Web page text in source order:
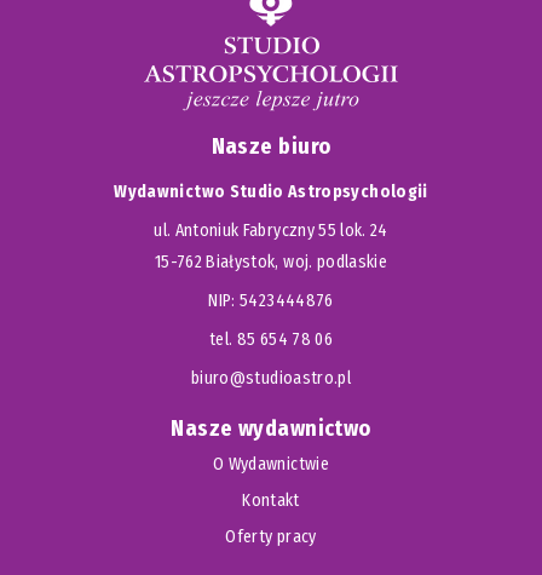
Nasze biuro
Wydawnictwo Studio Astropsychologii
ul. Antoniuk Fabryczny 55 lok. 24
15-762 Białystok, woj. podlaskie
NIP: 5423444876
tel. 85 654 78 06
biuro@studioastro.pl
Nasze wydawnictwo
O Wydawnictwie
Kontakt
Oferty pracy